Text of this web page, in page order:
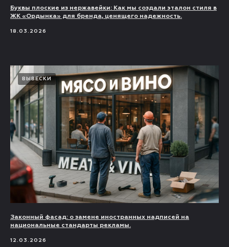
Буквы плоские из нержавейки: Как мы создали эталон стиля в
ЖК «Ордынка» для бренда, ценящего надежность.
18.03.2026
ВЫВЕСКИ
Законный фасад: о замене иностранных надписей на
национальные стандарты рекламы.
12.03.2026